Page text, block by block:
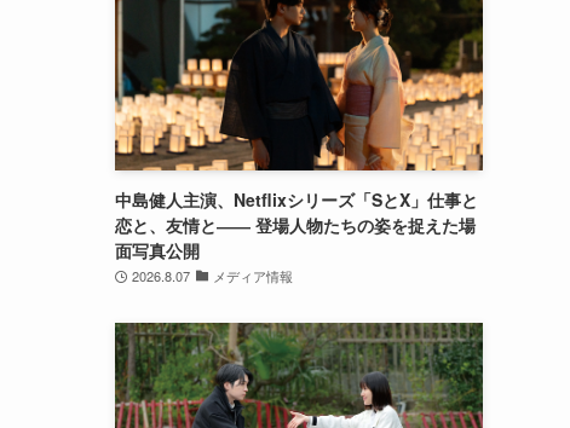
中島健人主演、Netflixシリーズ「SとX」仕事と
恋と、友情と―― 登場人物たちの姿を捉えた場
面写真公開
2026.8.07 メディア情報